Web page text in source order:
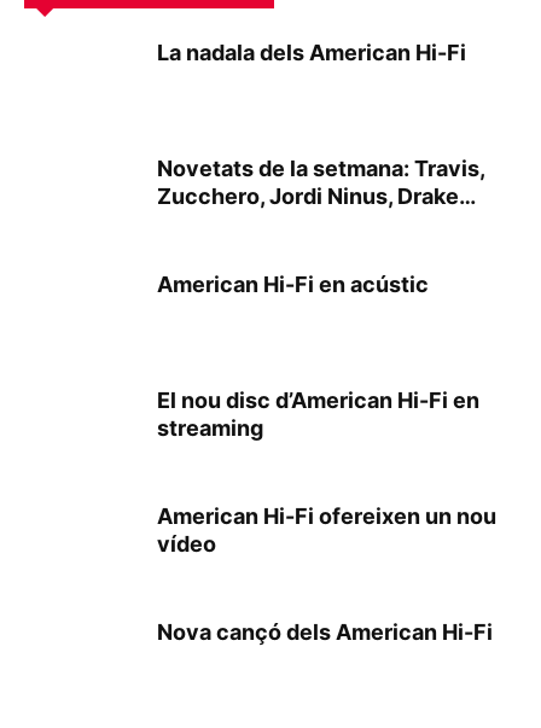
La nadala dels American Hi-Fi
Novetats de la setmana: Travis,
Zucchero, Jordi Ninus, Drake…
American Hi-Fi en acústic
El nou disc d’American Hi-Fi en
streaming
American Hi-Fi ofereixen un nou
vídeo
Nova cançó dels American Hi-Fi